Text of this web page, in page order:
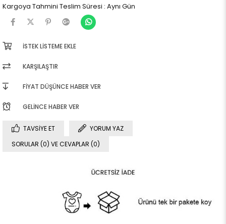
Kargoya Tahmini Teslim Süresi : Aynı Gün
İSTEK LISTEME EKLE
KARŞILAŞTIR
FIYAT DÜŞÜNCE HABER VER
GELINCE HABER VER
TAVSIYE ET
YORUM YAZ
SORULAR (0) VE CEVAPLAR (0)